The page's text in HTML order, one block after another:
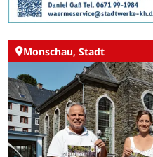
Monschau, Stadt